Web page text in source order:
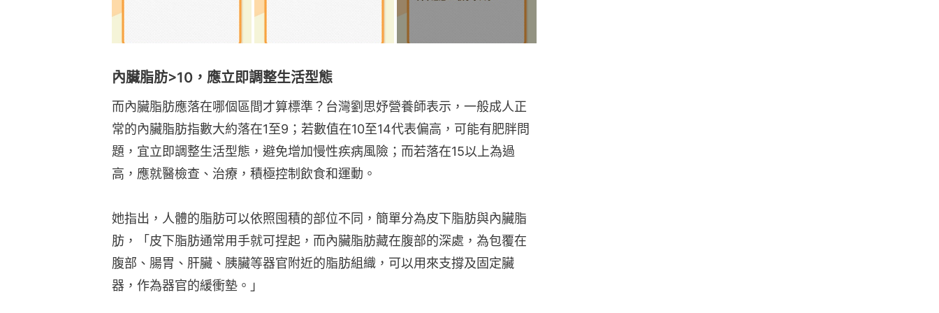
內臟脂肪>10，應立即調整生活型態
而內臟脂肪應落在哪個區間才算標準？台灣劉思妤營養師表示，一般成人正
常的內臟脂肪指數大約落在1至9；若數值在10至14代表偏高，可能有肥胖問
題，宜立即調整生活型態，避免增加慢性疾病風險；而若落在15以上為過
高，應就醫檢查、治療，積極控制飲食和運動。
她指出，人體的脂肪可以依照囤積的部位不同，簡單分為皮下脂肪與內臟脂
肪，「皮下脂肪通常用手就可捏起，而內臟脂肪藏在腹部的深處，為包覆在
腹部、腸胃、肝臟、胰臟等器官附近的脂肪組織，可以用來支撐及固定臟
器，作為器官的緩衝墊。」